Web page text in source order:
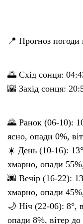
📍 Прогноз
🌅 Схід сонця:
🌇 Захід сонця:
🌄 Ранок (06-10):
ясно, опади 0%,
☀️ День (10-16):
хмарно, опади
🌆 Вечір (16-22):
хмарно, опади
🌙 Ніч (22-06): 8°,
опади 8%, вітер